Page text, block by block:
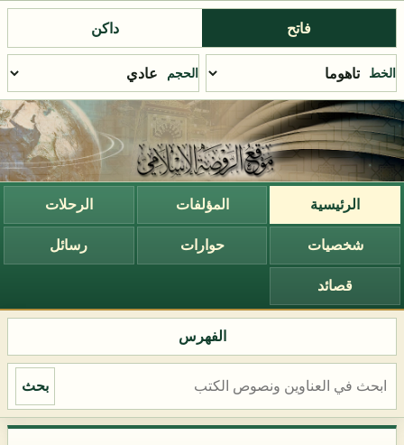
فاتح داكن
الخط الحجم
الرئيسية المؤلفات الرحلات
شخصيات حوارات رسائل
قصائد
الفهرس
بحث